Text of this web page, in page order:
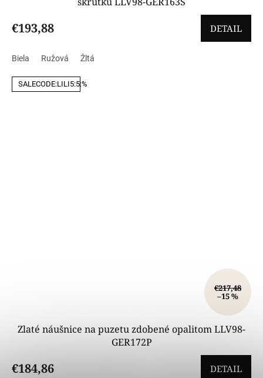
€193,88 DETAIL
Biela Ružová Žltá
SALECODE:LILI5:5:%
€217,48
–15 %
Zlaté náušnice na puzetu zdobené opalitom LLV98-
GER172P
€184,86 DETAIL